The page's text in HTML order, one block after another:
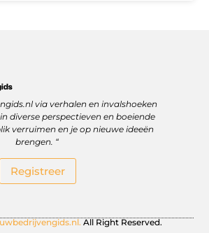
via verhalen en invalshoeken
diverse perspectieven en boeiende
verruimen en je op nieuwe ideeën
brengen. “
Registreer
All Right Reserved.